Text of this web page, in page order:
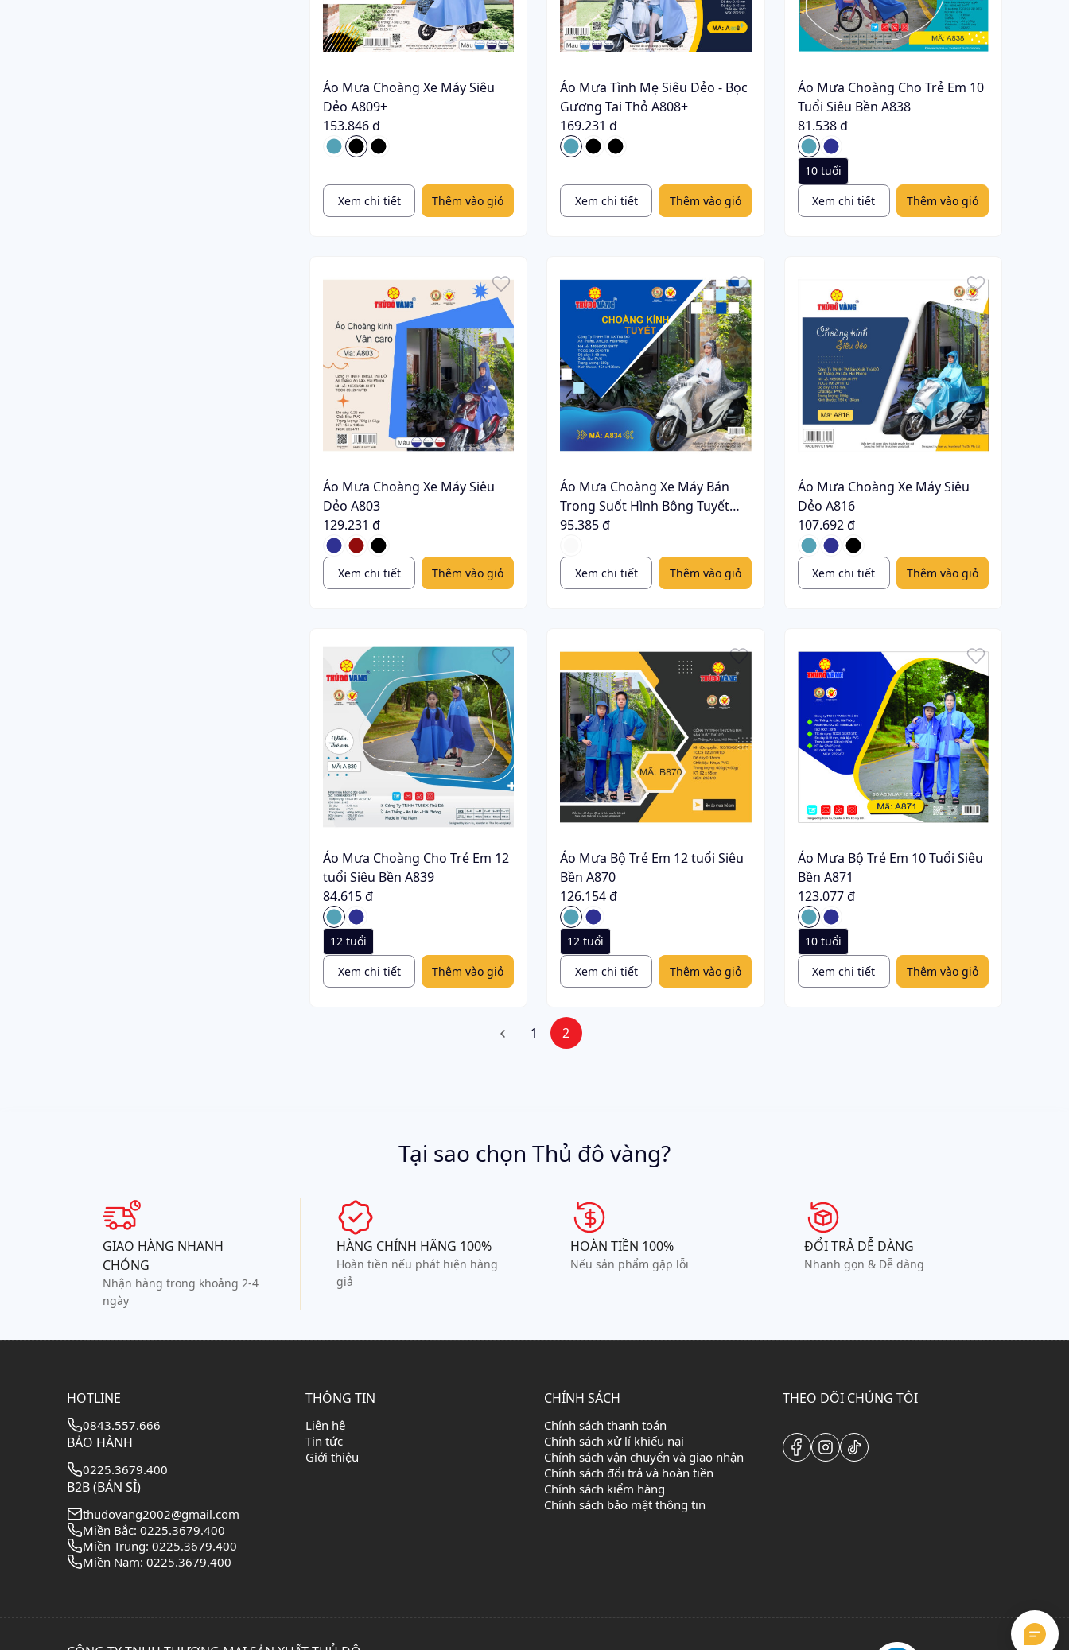
Áo Mưa Choàng Xe Máy Siêu
Dẻo A809+
153.846 đ
Xem chi tiết Thêm vào giỏ
Áo Mưa Tình Mẹ Siêu Dẻo - Bọc
Gương Tai Thỏ A808+
169.231 đ
Xem chi tiết Thêm vào giỏ
Áo Mưa Choàng Cho Trẻ Em 10
Tuổi Siêu Bền A838
81.538 đ
10 tuổi
Xem chi tiết
Thêm vào giỏ
Áo Mưa Choàng Xe Máy Siêu
Dẻo A803
129.231 đ
Xem chi tiết Thêm vào giỏ
Áo Mưa Choàng Xe Máy Bán
Trong Suốt Hình Bông Tuyết
A834
95.385 đ
Xem chi tiết Thêm vào giỏ
Áo Mưa Choàng Xe Máy Siêu
Dẻo A816
107.692 đ
Xem chi tiết Thêm vào giỏ
Áo Mưa Choàng Cho Trẻ Em 12
tuổi Siêu Bền A839
84.615 đ
12 tuổi
Xem chi tiết
Thêm vào giỏ
Áo Mưa Bộ Trẻ Em 12 tuổi Siêu
Bền A870
126.154 đ
12 tuổi
Xem chi tiết
Thêm vào giỏ
Áo Mưa Bộ Trẻ Em 10 Tuổi Siêu
Bền A871
123.077 đ
10 tuổi
Xem chi tiết
Thêm vào giỏ
1 2
Tại sao chọn Thủ đô vàng?
GIAO HÀNG NHANH
CHÓNG
Nhận hàng trong khoảng 2-4
ngày
HÀNG CHÍNH HÃNG 100%
Hoàn tiền nếu phát hiện hàng
giả
HOÀN TIỀN 100%
Nếu sản phẩm gặp lỗi
ĐỔI TRẢ DỄ DÀNG
Nhanh gọn & Dễ dàng
HOTLINE
0843.557.666
BẢO HÀNH
0225.3679.400
B2B (BÁN SỈ)
thudovang2002@gmail.com
Miền Bắc: 0225.3679.400
Miền Trung: 0225.3679.400
Miền Nam: 0225.3679.400
THÔNG TIN
Liên hệ
Tin tức
Giới thiệu
CHÍNH SÁCH
Chính sách thanh toán
Chính sách xử lí khiếu nại
Chính sách vận chuyển và giao nhận
Chính sách đổi trả và hoàn tiền
Chính sách kiểm hàng
Chính sách bảo mật thông tin
THEO DÕI CHÚNG TÔI